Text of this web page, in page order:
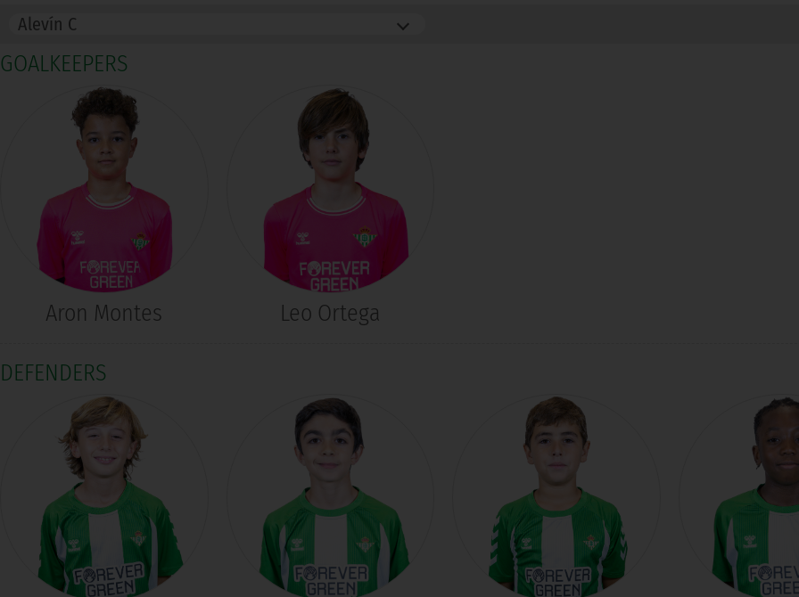
GOALKEEPERS
Aron Montes Leo Ortega
DEFENDERS